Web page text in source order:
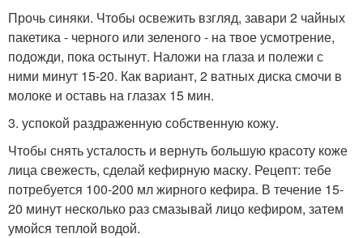
Прочь синяки. Чтобы освежить взгляд, завари 2 чайных
пакетика - черного или зеленого - на твое усмотрение,
подожди, пока остынут. Наложи на глаза и полежи с
ними минут 15-20. Как вариант, 2 ватных диска смочи в
молоке и оставь на глазах 15 мин.
3. успокой раздраженную собственную кожу.
Чтобы снять усталость и вернуть большую красоту коже
лица свежесть, сделай кефирную маску. Рецепт: тебе
потребуется 100-200 мл жирного кефира. В течение 15-
20 минут несколько раз смазывай лицо кефиром, затем
умойся теплой водой.